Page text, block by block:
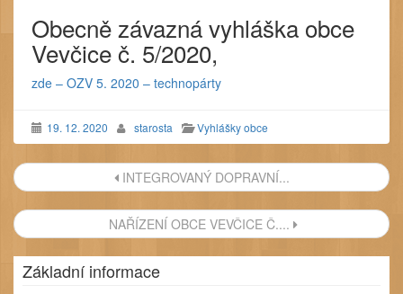
Obecně závazná vyhláška obce
Vevčice č. 5/2020,
zde – OZV 5. 2020 – technopárty
19. 12. 2020 starosta Vyhlášky obce
Navigace
příspěvku
INTEGROVANÝ DOPRAVNÍ...
NAŘÍZENÍ OBCE VEVČICE Č....
Základní informace